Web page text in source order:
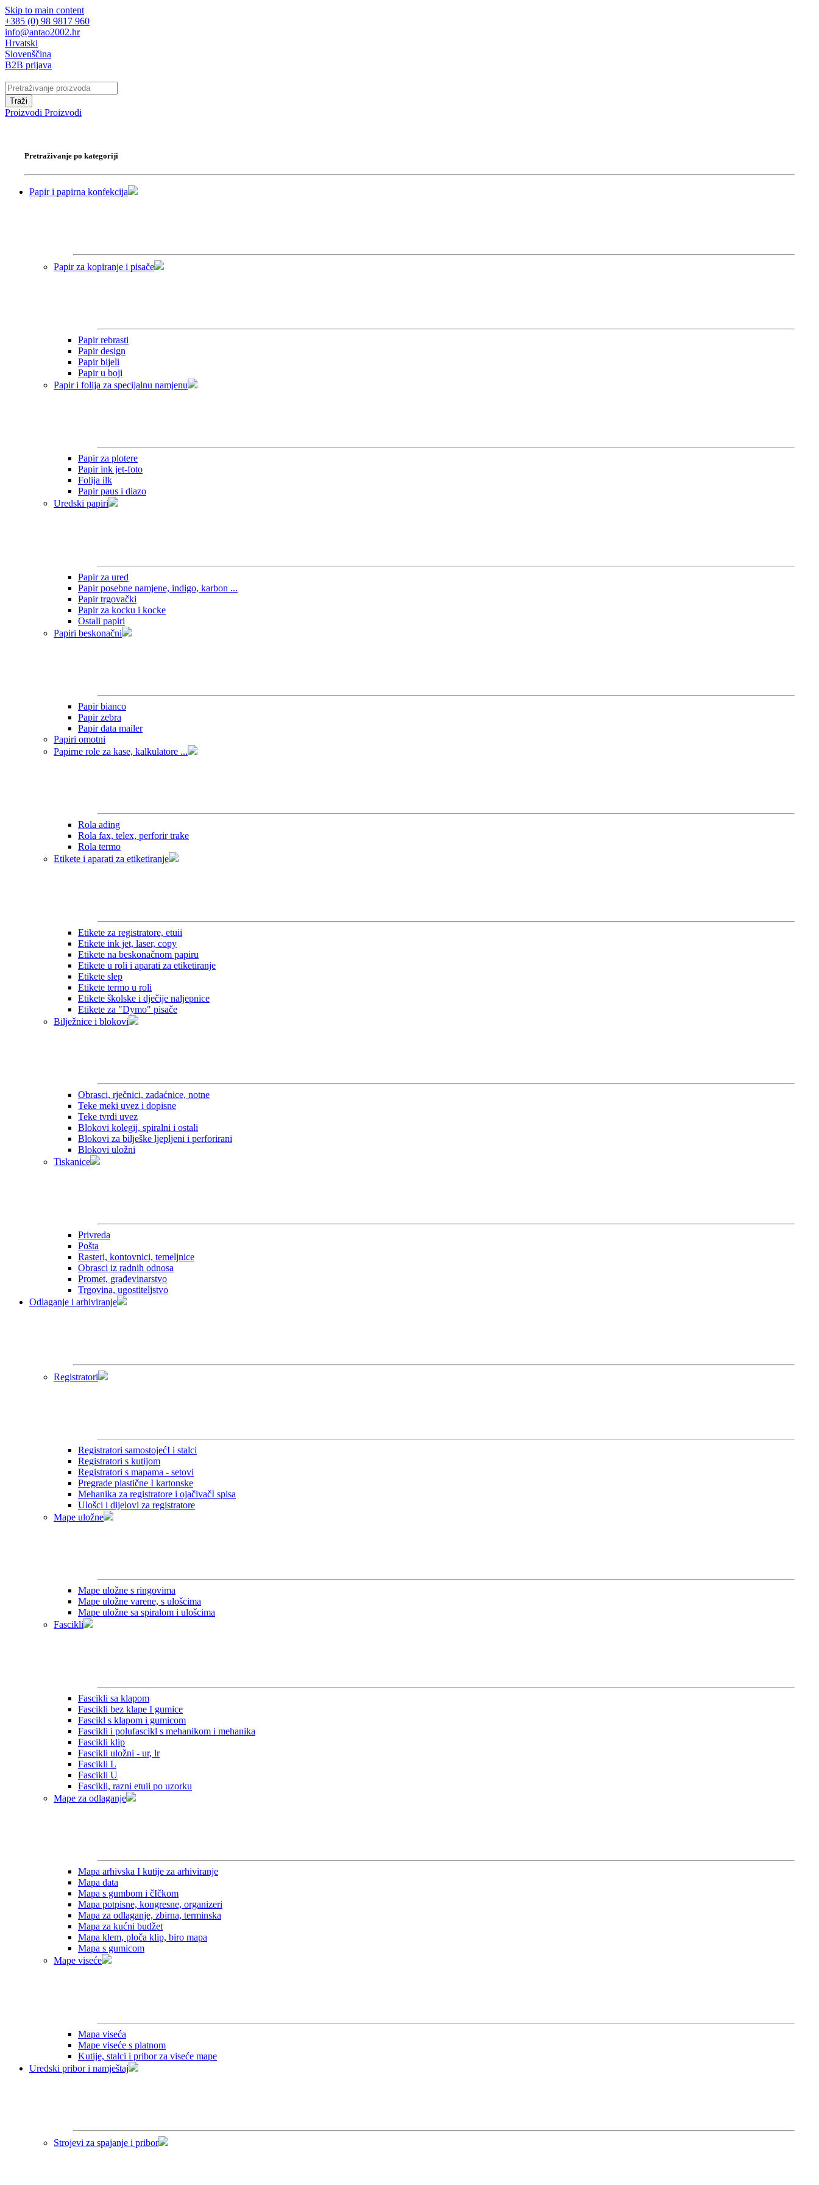
Skip to main content
+385 (0) 98 9817 960
info@antao2002.hr
Hrvatski
Slovenščina
B2B prijava
Traži
Proizvodi Proizvodi
Pretraživanje po kategoriji
Papir i papirna konfekcija
Papir za kopiranje i pisače
Papir rebrasti
Papir design
Papir bijeli
Papir u boji
Papir i folija za specijalnu namjenu
Papir za plotere
Papir ink jet-foto
Folija ilk
Papir paus i diazo
Uredski papiri
Papir za ured
Papir posebne namjene, indigo, karbon ...
Papir trgovački
Papir za kocku i kocke
Ostali papiri
Papiri beskonačni
Papir bianco
Papir zebra
Papir data mailer
Papiri omotni
Papirne role za kase, kalkulatore ...
Rola ading
Rola fax, telex, perforir trake
Rola termo
Etikete i aparati za etiketiranje
Etikete za registratore, etuii
Etikete ink jet, laser, copy
Etikete na beskonačnom papiru
Etikete u roli i aparati za etiketiranje
Etikete slep
Etikete termo u roli
Etikete školske i dječije naljepnice
Etikete za "Dymo" pisače
Bilježnice i blokovi
Obrasci, rječnici, zadaćnice, notne
Teke meki uvez i dopisne
Teke tvrdi uvez
Blokovi kolegij, spiralni i ostali
Blokovi za bilješke ljepljeni i perforirani
Blokovi uložni
Tiskanice
Privreda
Pošta
Rasteri, kontovnici, temeljnice
Obrasci iz radnih odnosa
Promet, građevinarstvo
Trgovina, ugostiteljstvo
Odlaganje i arhiviranje
Registratori
Registratori samostojećI i stalci
Registratori s kutijom
Registratori s mapama - setovi
Pregrade plastične I kartonske
Mehanika za registratore i ojačivačI spisa
Ulošci i dijelovi za registratore
Mape uložne
Mape uložne s ringovima
Mape uložne varene, s ulošcima
Mape uložne sa spiralom i ulošcima
Fascikli
Fascikli sa klapom
Fascikli bez klape I gumice
Fascikl s klapom i gumicom
Fascikli i polufascikl s mehanikom i mehanika
Fascikli klip
Fascikli uložni - ur, lr
Fascikli L
Fascikli U
Fascikli, razni etuii po uzorku
Mape za odlaganje
Mapa arhivska I kutije za arhiviranje
Mapa data
Mapa s gumbom i čIčkom
Mapa potpisne, kongresne, organizeri
Mapa za odlaganje, zbirna, terminska
Mapa za kućni budžet
Mapa klem, ploča klip, biro mapa
Mapa s gumicom
Mape viseće
Mapa viseća
Mape viseće s platnom
Kutije, stalci i pribor za viseće mape
Uredski pribor i namještaj
Strojevi za spajanje i pribor